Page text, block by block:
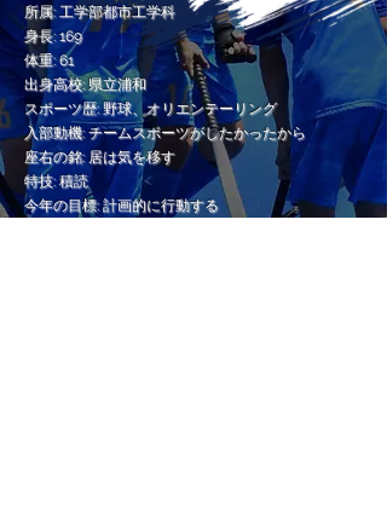
所属: 工学部都市工学科
身長: 169
体重: 61
出身高校: 県立浦和
スポーツ歴: 野球、オリエンテーリング
入部動機: チームスポーツがしたかったから
座右の銘: 居は気を移す
特技: 積読
今年の目標: 計画的に行動する